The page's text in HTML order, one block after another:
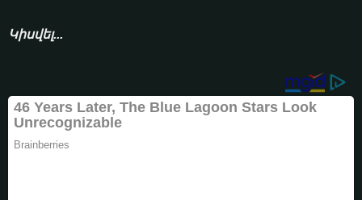
Կիսվել...